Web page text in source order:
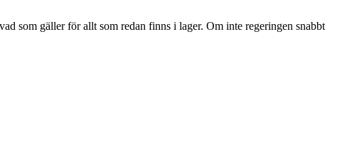
som gäller för allt som redan finns i lager. Om inte regeringen snabbt